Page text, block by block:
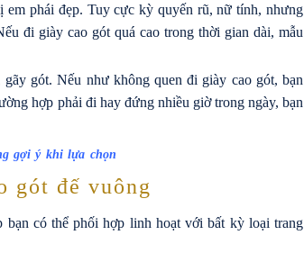
em phái đẹp. Tuy cực kỳ quyến rũ, nữ tính, nhưng
đi giày cao gót quá cao trong thời gian dài, mẫu
gót. Nếu như không quen đi giày cao gót, bạn
hợp phải đi hay đứng nhiều giờ trong ngày, bạn
gợi ý khi lựa chọn
gót đế vuông
có thể phối hợp linh hoạt với bất kỳ loại trang